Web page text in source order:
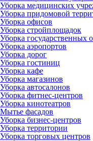
Уборка медицинских
Уборка придомовой
Уборка офисов
Уборка стройплощадок
Уборка государственных
Уборка аэропортов
Уборка дорог
Уборка гостиниц
Уборка кафе
Уборка магазинов
Уборка автосалонов
Уборка фитнес-центров
Уборка кинотеатров
Мытье фасадов
Уборка бизнес-центров
Уборка территории
Уборка торговых центров